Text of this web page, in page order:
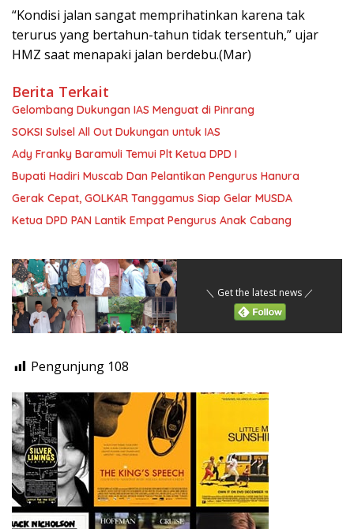
“Kondisi jalan sangat memprihatinkan karena tak
terurus yang bertahun-tahun tidak tersentuh,” ujar
HMZ saat menapaki jalan berdebu.(Mar)
Berita Terkait
Gelombang Dukungan IAS Menguat di Pinrang
SOKSI Sulsel All Out Dukungan untuk IAS
Ady Franky Baramuli Temui Plt Ketua DPD I
Bupati Hadiri Muscab Dan Pelantikan Pengurus Hanura
Gerak Cepat, GOLKAR Tanggamus Siap Gelar MUSDA
Ketua DPD PAN Lantik Empat Pengurus Anak Cabang
＼ Get the latest news ／
Pengunjung 108